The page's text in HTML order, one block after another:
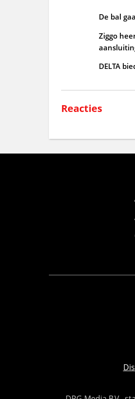
De bal
Ziggo
DELTA
Reacties